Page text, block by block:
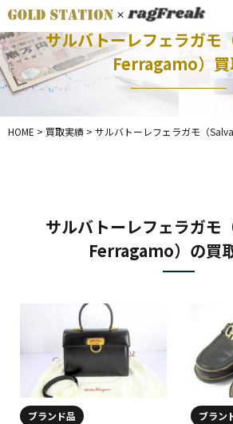
サルバトーレフェラガモ
Ferragamo）買
HOME > 買取実績 > サルバトーレフェラガモ（
サルバトーレフェラガモ
Ferragamo）の買
ブランド品 ブラン